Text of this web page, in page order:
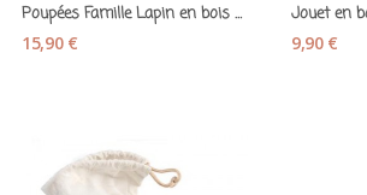
Poupées Famille Lapin en bois - Tender Leaf
15,90 €
9,90 €